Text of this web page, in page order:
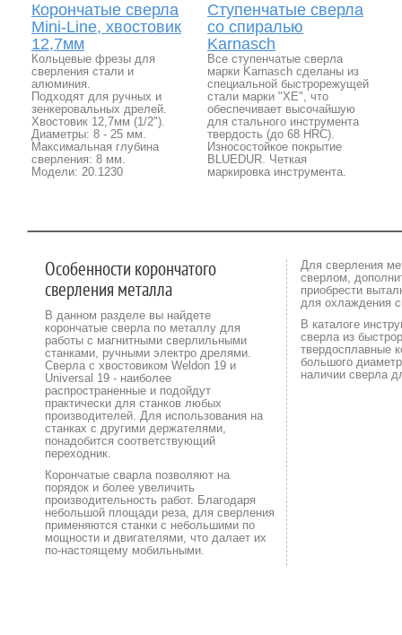
Корончатые сверла
Mini-Line, хвостовик
12,7мм
Кольцевые фрезы для
сверления стали и
алюминия.
Подходят для ручных и
зенкеровальных дрелей.
Хвостовик 12,7мм (1/2").
Диаметры: 8 - 25 мм.
Максимальная глубина
сверления: 8 мм.
Модели: 20.1230
Ступенчатые сверла
со спиралью
Karnasch
Все ступенчатые сверла
марки Karnasch сделаны из
специальной быстрорежущей
стали марки "ХЕ", что
обеспечивает высочайшую
для стального инструмента
твердость (до 68 HRC).
Износостойкое покрытие
BLUEDUR. Четкая
маркировка инструмента.
Особенности корончатого
сверления металла
В данном разделе вы найдете
корончатые сверла по металлу для
работы с магнитными сверлильными
станками, ручными электро дрелями.
Сверла с хвостовиком Weldon 19 и
Universal 19 - наиболее
распространенные и подойдут
практически для станков любых
производителей. Для использования на
станках с другими держателями,
понадобится соответствующий
переходник.
Корончатые сварла позволяют на
порядок и более увеличить
производительность работ. Благодаря
небольшой площади реза, для сверления
применяются станки с небольшими по
мощности и двигателями, что далает их
по-настоящему мобильными.
Для сверления
сверлом,
приобрести
для охлаждения
В каталоге
сверла из
твердосплавные
большого
наличии сверла